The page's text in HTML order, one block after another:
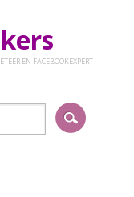
EN FACEBOOKEXPERT